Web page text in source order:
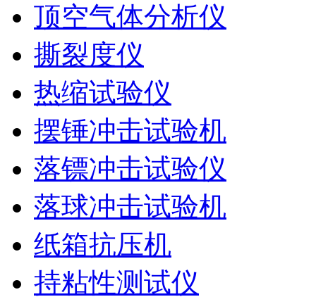
顶空气体分析仪
撕裂度仪
热缩试验仪
摆锤冲击试验机
落镖冲击试验仪
落球冲击试验机
纸箱抗压机
持粘性测试仪